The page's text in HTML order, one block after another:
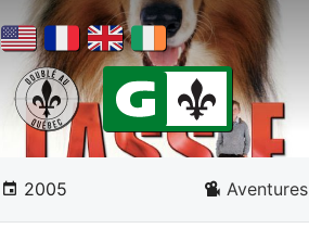
2005 Aventures